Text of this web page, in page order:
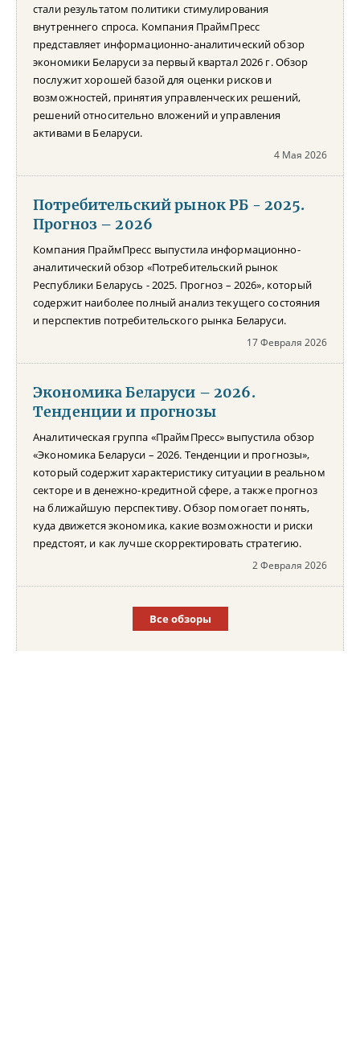
стали результатом политики стимулирования
внутреннего спроса. Компания ПраймПресс
представляет информационно-аналитический обзор
экономики Беларуси за первый квартал 2026 г. Обзор
послужит хорошей базой для оценки рисков и
возможностей, принятия управленческих решений,
решений относительно вложений и управления
активами в Беларуси.
4 Мая 2026
Потребительский рынок РБ - 2025.
Прогноз – 2026
Компания ПраймПресс выпустила информационно-
аналитический обзор «Потребительский рынок
Республики Беларусь - 2025. Прогноз – 2026», который
содержит наиболее полный анализ текущего состояния
и перспектив потребительского рынка Беларуси.
17 Февраля 2026
Экономика Беларуси – 2026.
Тенденции и прогнозы
Аналитическая группа «ПраймПресс» выпустила обзор
«Экономика Беларуси – 2026. Тенденции и прогнозы»,
который содержит характеристику ситуации в реальном
секторе и в денежно-кредитной сфере, а также прогноз
на ближайшую перспективу. Обзор помогает понять,
куда движется экономика, какие возможности и риски
предстоят, и как лучше скорректировать стратегию.
2 Февраля 2026
Все обзоры